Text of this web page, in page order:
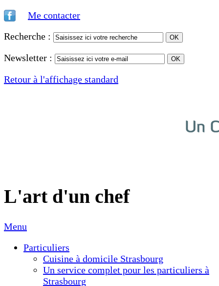
Me contacter
Recherche :
Newsletter :
Retour à l'affichage standard
L'art d'un chef
Menu
Particuliers
Cuisine à domicile Strasbourg
Un service complet pour les particuliers à
Strasbourg